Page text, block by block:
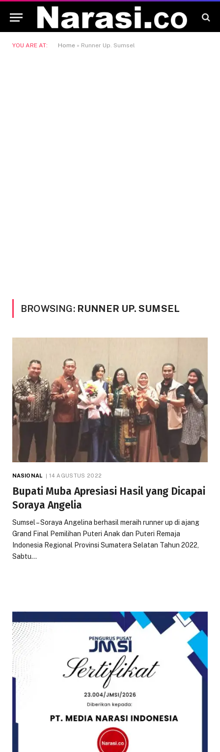
YOU ARE AT: Home » Runner Up. Sumsel
BROWSING: RUNNER UP. SUMSEL
NASIONAL 14 AGUSTUS 2022
Bupati Muba Apresiasi Hasil yang Dicapai
Soraya Angelia
Sumsel – Soraya Angelina berhasil meraih runner up di ajang
Grand Final Pemilihan Puteri Anak dan Puteri Remaja
Indonesia Regional Provinsi Sumatera Selatan Tahun 2022,
Sabtu…